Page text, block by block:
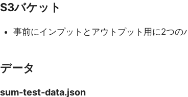
S3バケット
事前にインプットとアウトプット用に2つの
データ
sum-test-data.json